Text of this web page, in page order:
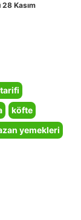
Kasım
köfte
yemekleri